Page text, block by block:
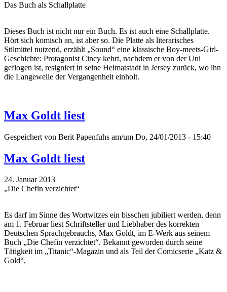
Das Buch als Schallplatte
Dieses Buch ist nicht nur ein Buch. Es ist auch eine Schallplatte.
Hört sich komisch an, ist aber so. Die Platte als literarisches
Stilmittel nutzend, erzählt „Sound“ eine klassische Boy-meets-Girl-
Geschichte: Protagonist Cincy kehrt, nachdem er von der Uni
geflogen ist, resigniert in seine Heimatstadt in Jersey zurück, wo ihn
die Langeweile der Vergangenheit einholt.
Max Goldt liest
Gespeichert von Berit Papenfuhs am/um Do, 24/01/2013 - 15:40
Max Goldt liest
24. Januar 2013
„Die Chefin verzichtet“
Es darf im Sinne des Wortwitzes ein bisschen jubiliert werden, denn
am 1. Februar liest Schriftsteller und Liebhaber des korrekten
Deutschen Sprachgebrauchs, Max Goldt, im E-Werk aus seinem
Buch „Die Chefin verzichtet“. Bekannt geworden durch seine
Tätigkeit im „Titanic“-Magazin und als Teil der Comicserie „Katz &
Gold“,